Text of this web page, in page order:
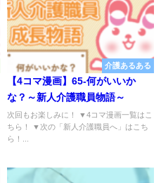
介護あるある
【4コマ漫画】65-何がいいか
な？～新人介護職員物語～
次回もお楽しみに！ ▼4コマ漫画一覧はこ
ちら！ ▼次の「新人介護職員へ」はこち
ら！...